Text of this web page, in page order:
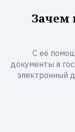
Зачем
С её
документы в
электронный